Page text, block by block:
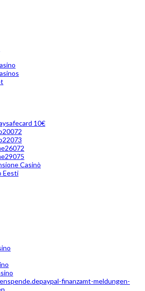
10€
Casinò
Eesti
finanzamt-meldungen-